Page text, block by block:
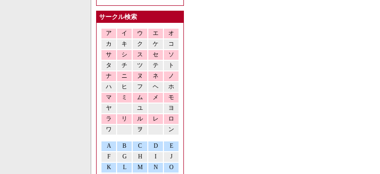
サークル検索
ア イ ウ エ
オ
カ
キ ク ケ
コ
サ
シ ス セ
ソ
タ
チ ツ テ
ト
ナ
ニ ヌ ネ
ノ
ハ
ヒ フ ヘ
ホ
マ
ミ ム メ
モ
ヤ
ユ
ヨ
ラ
リ ル レ
ロ
ワ
ヲ ン
A B C D
E
F
G H I
J
K
L M N
O